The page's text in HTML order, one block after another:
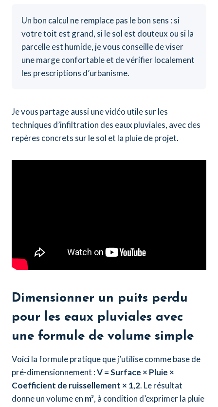
Un bon calcul ne remplace pas le bon sens : si
votre toit est grand, si le sol est douteux ou si la
parcelle est humide, je vous conseille de viser
une marge confortable et de vérifier localement
les prescriptions d’urbanisme.
Je vous partage aussi une vidéo utile sur les
techniques d’infiltration des eaux pluviales, avec des
repères concrets sur le sol et la pluie de projet.
Dimensionner un puits perdu
pour les eaux pluviales avec
une formule de volume simple
Voici la formule pratique que j’utilise comme base de
pré-dimensionnement :V = Surface × Pluie ×
Coefficient de ruissellement × 1,2. Le résultat
donne un volume en m³, à condition d’exprimer la pluie